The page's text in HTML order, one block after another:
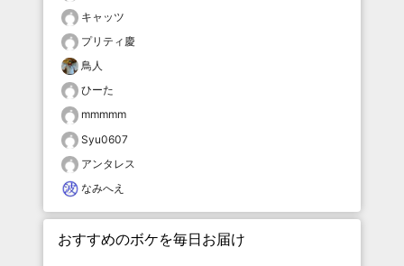
キャッツ
プリティ慶
鳥人
ひーた
mmmmm
Syu0607
アンタレス
なみへえ
おすすめのボケを毎日お届け